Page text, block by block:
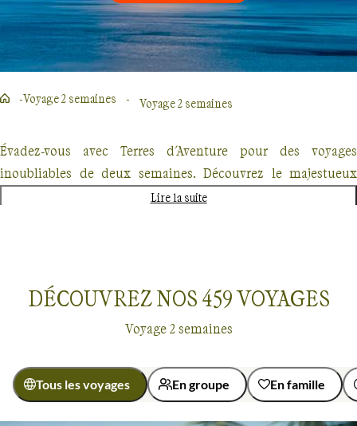
Voyage 2 semaines
Voyage 2 semaines Voyage 2 semaines
Évadez-vous avec Terres d'Aventure pour des voyages
inoubliables de deux semaines. Découvrez le majestueux
Kilimandjaro, explorez les forêts enneigées du Québec en
Nos voyages, conçus pour les passionnés de nature et
d'aventure offrent un dépaysement total mais également une
approche éco-responsable.
Lire la suite
DÉCOUVREZ NOS 459VOYAGES
Voyage 2 semaines
Tous les voyages En groupe En famille